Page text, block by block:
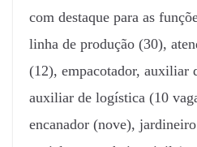
com destaque para as
linha de produção (30),
(12), empacotador, auxiliar
auxiliar de logística (10
encanador (nove),